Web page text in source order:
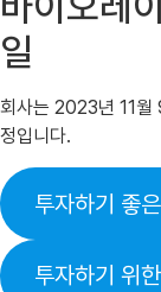
일
회사는 2023년 11월
정입니다.
투자하기 좋
투자하기 위